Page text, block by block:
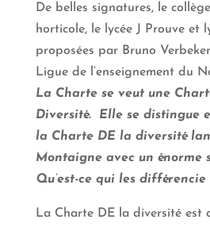
De belles signatures, le
horticole, le lycée J Prouve et
proposées par Bruno
Ligue de l’enseignement du
La Charte se veut une
Diversité. Elle se distingue
la Charte DE la diversité
Montaigne avec un énorme
Qu’est-ce qui les différencie
La Charte DE la diversité est